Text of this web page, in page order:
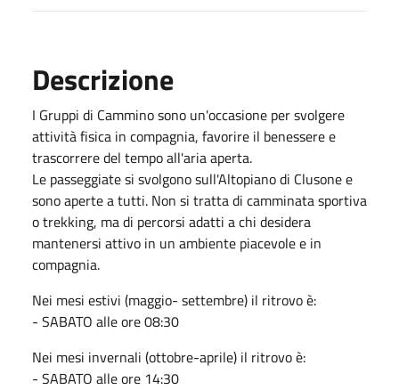
Descrizione
I Gruppi di Cammino sono un'occasione per svolgere
attività fisica in compagnia, favorire il benessere e
trascorrere del tempo all'aria aperta.
Le passeggiate si svolgono sull'Altopiano di Clusone e
sono aperte a tutti. Non si tratta di camminata sportiva
o trekking, ma di percorsi adatti a chi desidera
mantenersi attivo in un ambiente piacevole e in
compagnia.
Nei mesi estivi (maggio- settembre) il ritrovo è:
- SABATO alle ore 08:30
Nei mesi invernali (ottobre-aprile) il ritrovo è:
- SABATO alle ore 14:30